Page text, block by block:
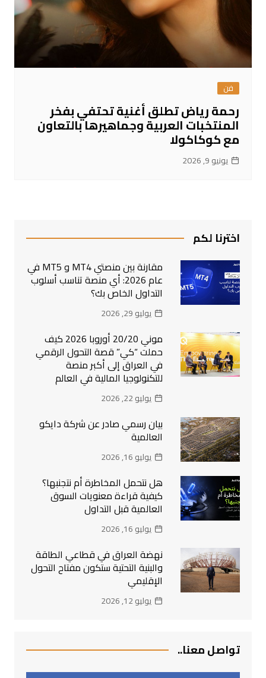
فن
رحمة رياض تطلق أغنية تحتفي بفخر
المنتخبات العربية وجماهيرها بالتعاون
مع كوكاكولا
يونيو 9, 2026
اخترنا لكم
مقارنة بين منصتي MT4 و MT5 في
عام 2026: أي منصة تناسب أسلوب
التداول الخاص بك؟
يوليو 29, 2026
موني 20/20 أوروبا 2026 كيف
حملت “كي” قصة التحول الرقمي
في العراق إلى أكبر منصة
للتكنولوجيا المالية في العالم
يوليو 22, 2026
بيان رسمي صادر عن شركة دايكو
العالمية
يوليو 16, 2026
هل نتحمل المخاطرة أم نتجنبها؟
كيفية قراءة معنويات السوق
العالمية قبل التداول
يوليو 16, 2026
نهضة العراق في قطاعي الطاقة
والبنية التحتية ستكون مفتاح التحول
الإقليمي
يوليو 12, 2026
تواصل معنا..